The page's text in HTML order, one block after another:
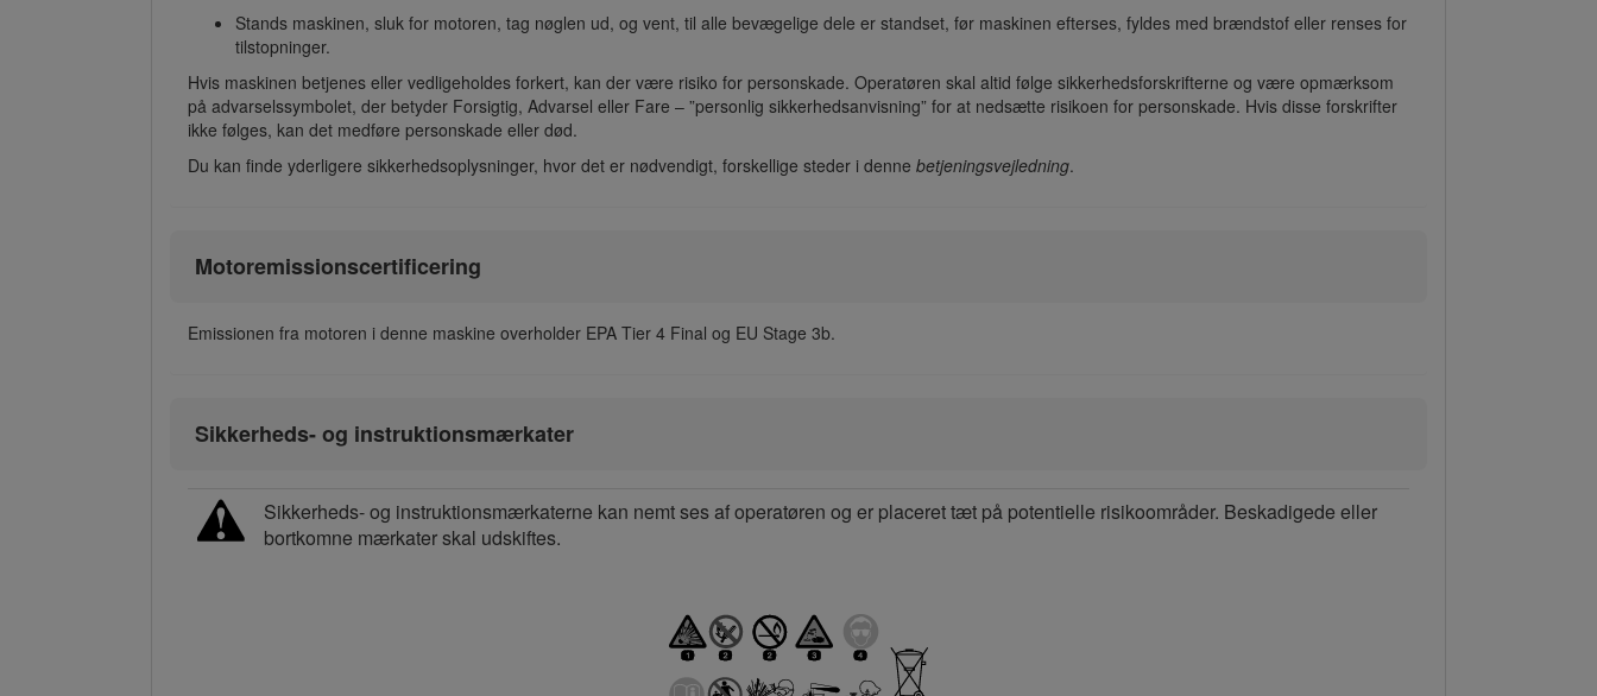
Stands maskinen, sluk for motoren, tag nøglen ud, og vent, til alle bevægelige dele er standset, før maskinen efterses, fyldes med brændstof eller renses for
tilstopninger.
Hvis maskinen betjenes eller vedligeholdes forkert, kan der være risiko for personskade. Operatøren skal altid følge sikkerhedsforskrifterne og være opmærksom
på advarselssymbolet, der betyder Forsigtig, Advarsel eller Fare – ”personlig sikkerhedsanvisning” for at nedsætte risikoen for personskade. Hvis disse forskrifter
ikke følges, kan det medføre personskade eller død.
Du kan finde yderligere sikkerhedsoplysninger, hvor det er nødvendigt, forskellige steder i denne betjeningsvejledning.
Motoremissionscertificering
Emissionen fra motoren i denne maskine overholder EPA Tier 4 Final og EU Stage 3b.
Sikkerheds- og instruktionsmærkater
Sikkerheds- og instruktionsmærkaterne kan nemt ses af operatøren og er placeret tæt på potentielle risikoområder. Beskadigede eller
bortkomne mærkater skal udskiftes.